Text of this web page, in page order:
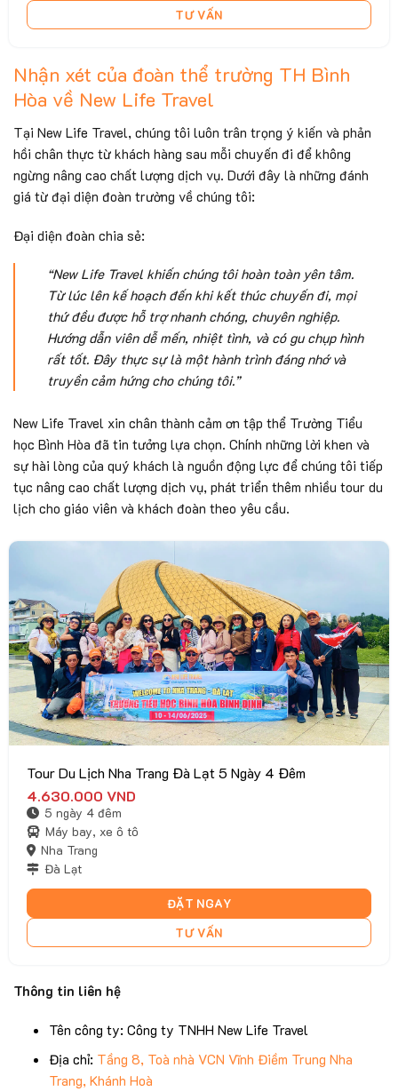
TƯ VẤN
Nhận xét của đoàn thể trường TH Bình
Hòa về New Life Travel
Tại New Life Travel, chúng tôi luôn trân trọng ý kiến và phản
hồi chân thực từ khách hàng sau mỗi chuyến đi để không
ngừng nâng cao chất lượng dịch vụ. Dưới đây là những đánh
giá từ đại diện đoàn trường về chúng tôi:
Đại diện đoàn chia sẻ:
“New Life Travel khiến chúng tôi hoàn toàn yên tâm.
Từ lúc lên kế hoạch đến khi kết thúc chuyến đi, mọi
thứ đều được hỗ trợ nhanh chóng, chuyên nghiệp.
Hướng dẫn viên dễ mến, nhiệt tình, và có gu chụp hình
rất tốt. Đây thực sự là một hành trình đáng nhớ và
truyền cảm hứng cho chúng tôi.”
New Life Travel xin chân thành cảm ơn tập thể Trường Tiểu
học Bình Hòa đã tin tưởng lựa chọn. Chính những lời khen và
sự hài lòng của quý khách là nguồn động lực để chúng tôi tiếp
tục nâng cao chất lượng dịch vụ, phát triển thêm nhiều tour du
lịch cho giáo viên và khách đoàn theo yêu cầu.
ĐẶT NGAY
TƯ VẤN
Tour Du Lịch Nha Trang Đà Lạt 5 Ngày 4 Đêm
4.630.000 VND
5 ngày 4 đêm
Máy bay, xe ô tô
Nha Trang
Đà Lạt
Thông tin liên hệ
Tên công ty: Công ty TNHH New Life Travel
Địa chỉ: Tầng 8, Toà nhà VCN Vĩnh Điềm Trung Nha
Trang, Khánh Hoà